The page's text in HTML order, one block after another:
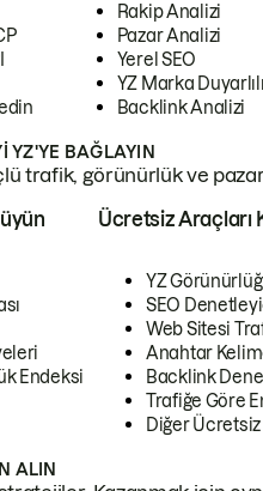
Rakip Analizi
Pazar Analizi
Yerel SEO
YZ Marka
Backlink Analizi
YZ'YE BAĞLAYIN
trafik, görünürlük ve
Endeksi
Ücretsiz Araçları
YZ
SEO
Web Sitesi
Anahtar
Backlink
Trafiğe Göre
Diğer
ALIN